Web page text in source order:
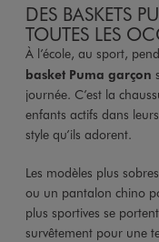
DES BASKETS
TOUTES LES
À l’école, au sport,
basket Puma garçon
journée. C’est la
enfants actifs dans
style qu’ils adorent.
Les modèles plus
ou un pantalon chino
plus sportives se
survêtement pour une